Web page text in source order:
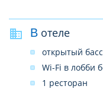
В отеле
открытый
Wi-Fi в лобби
1 ресторан